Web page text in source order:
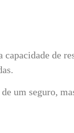
de
um seguro,